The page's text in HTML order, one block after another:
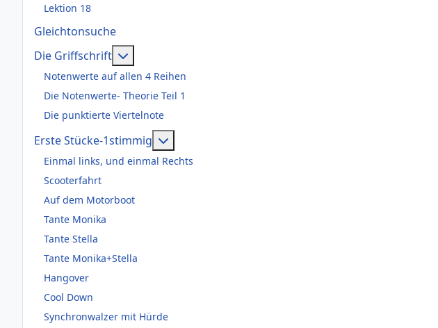
Lektion 18
Gleichtonsuche
Die Griffschrift
Notenwerte auf allen 4 Reihen
Die Notenwerte- Theorie Teil 1
Die punktierte Viertelnote
Erste Stücke-1stimmig
Einmal links, und einmal Rechts
Scooterfahrt
Auf dem Motorboot
Tante Monika
Tante Stella
Tante Monika+Stella
Hangover
Cool Down
Synchronwalzer mit Hürde